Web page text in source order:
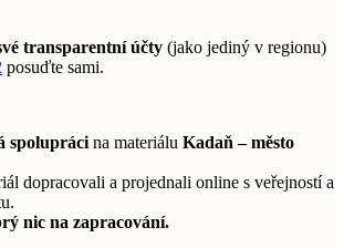
transparentní účty (jako jediný v regionu)
posuďte sami.
spolupráci na materiálu Kadaň – město
dopracovali a projednali online s veřejností a
nic na zapracování.